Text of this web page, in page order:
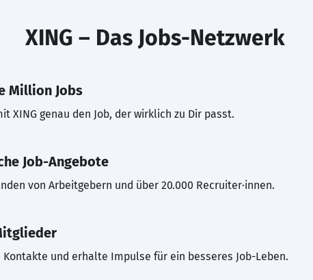
XING – Das Jobs-Netzwerk
Million Jobs
XING genau den Job, der wirklich zu Dir passt.
Job-Angebote
von Arbeitgebern und über 20.000 Recruiter·innen.
Kontakte und erhalte Impulse für ein besseres Job-Leben.